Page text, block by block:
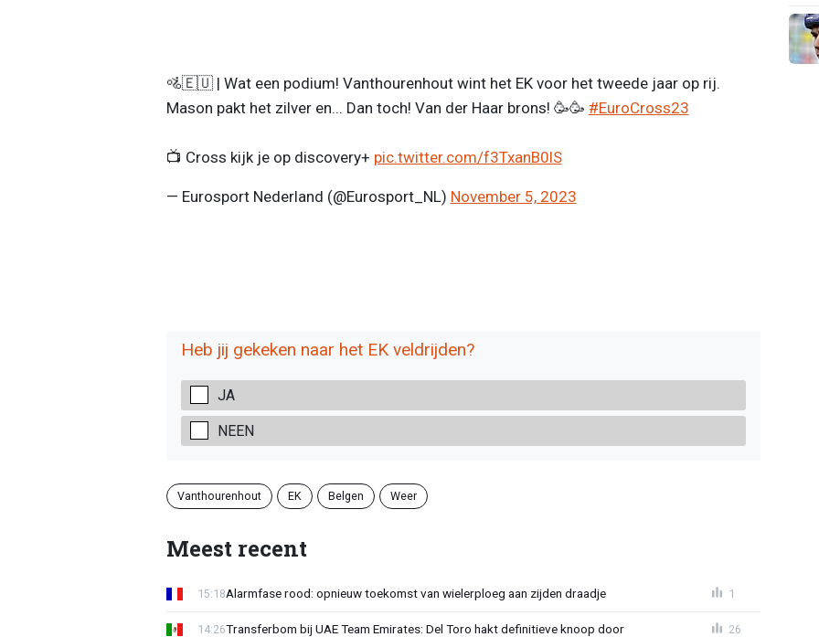
🚵🇪🇺 | Wat een podium! Vanthourenhout wint het EK voor het tweede jaar op rij.
Mason pakt het zilver en... Dan toch! Van der Haar brons! 🥳​🥳​ #EuroCross23
📺 Cross kijk je op discovery+ pic.twitter.com/f3TxanB0lS
— Eurosport Nederland (@Eurosport_NL) November 5, 2023
Heb jij gekeken naar het EK veldrijden?
JA
NEEN
Vanthourenhout EK Belgen Weer
Meest recent
Alarmfase rood: opnieuw toekomst van wielerploeg aan zijden draadje
15:18 1
Transferbom bij UAE Team Emirates: Del Toro hakt definitieve knoop door
14:26 26